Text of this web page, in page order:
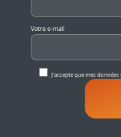
Votre e-mail
J'accepte que mes